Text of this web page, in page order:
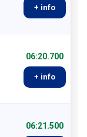
+ info
06:20.700
+ info
06:21.500